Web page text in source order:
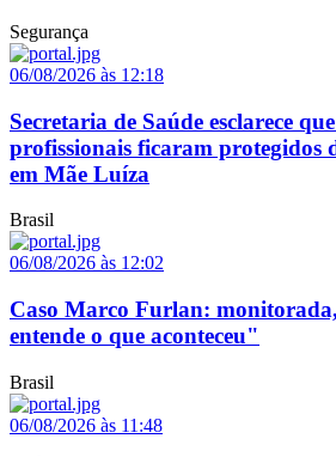
Segurança
06/08/2026 às 12:18
Secretaria de Saúde esclarece
profissionais ficaram protegidos
em Mãe Luíza
Brasil
06/08/2026 às 12:02
Caso Marco Furlan:
entende o que aconteceu"
Brasil
06/08/2026 às 11:48